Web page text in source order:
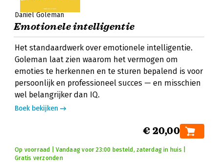
Daniel Goleman
Emotionele intelligentie
Het standaardwerk over emotionele intelligentie.
Goleman laat zien waarom het vermogen om
emoties te herkennen en te sturen bepalend is voor
persoonlijk en professioneel succes — en misschien
wel belangrijker dan IQ.
Boek bekijken
€ 20,00
Op voorraad | Vandaag voor 23:00 besteld, zaterdag in huis |
Gratis verzonden